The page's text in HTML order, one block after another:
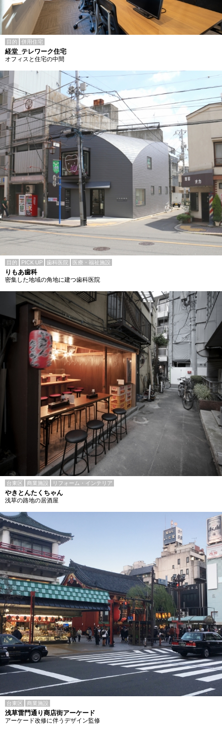
目的 併用住宅
経堂_テレワーク住宅
オフィスと住宅の中間
目的 PICK UP 歯科医院 医療・福祉施設
りもあ歯科
密集した地域の角地に建つ歯科医院
台東区 商業施設 リフォーム・インテリア
やきとんたくちゃん
浅草の路地の居酒屋
台東区 商業施設
浅草雷門通り商店街アーケード
アーケード改修に伴うデザイン監修